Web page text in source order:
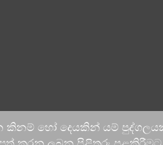
කිනම් හෝ දෙයකින් යම්